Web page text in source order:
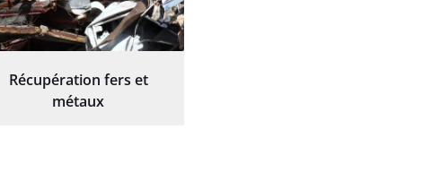
Récupération fers et
métaux